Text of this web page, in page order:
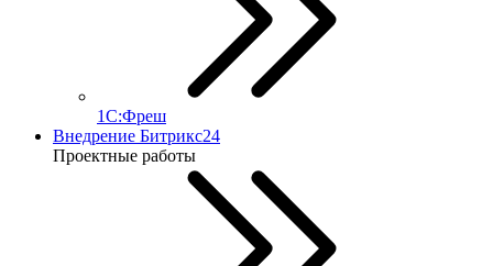
1С:Фреш
Внедрение Битрикс24
Проектные работы